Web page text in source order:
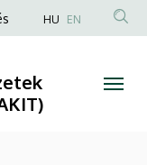
HU EN